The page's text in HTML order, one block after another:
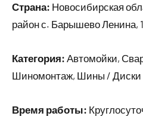
Страна: Новосибирская
район с. Барышево Ленина,
Категория: Автомойки,
Шиномонтаж, Шины / Диски
Время работы: